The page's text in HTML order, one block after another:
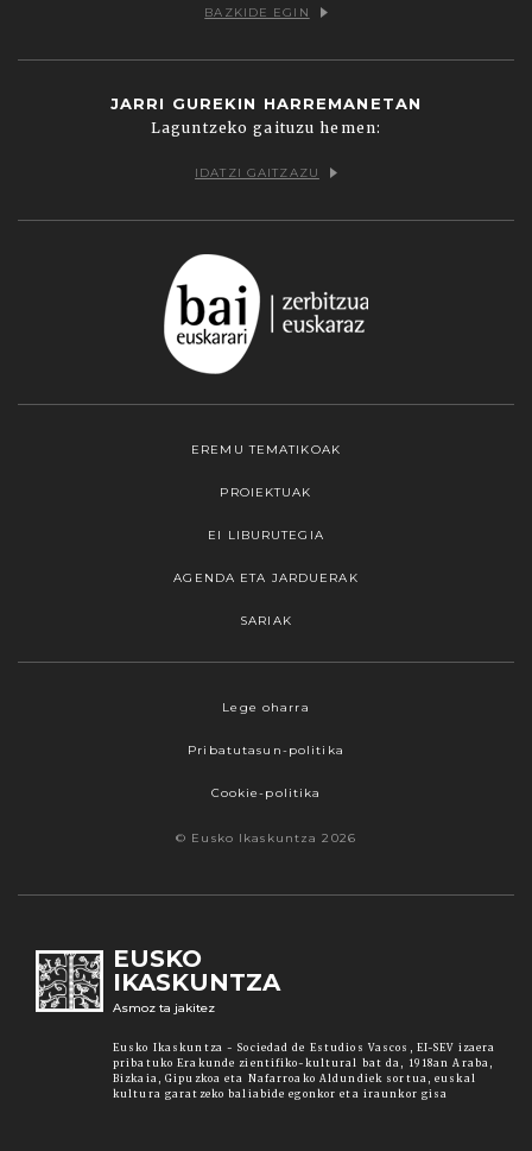
BAZKIDE EGIN
JARRI GUREKIN HARREMANETAN
Laguntzeko gaituzu hemen:
IDATZI GAITZAZU
EREMU TEMATIKOAK
PROIEKTUAK
EI LIBURUTEGIA
AGENDA ETA JARDUERAK
SARIAK
Lege oharra
Pribatutasun-politika
Cookie-politika
© Eusko Ikaskuntza 2026
EUSKO
IKASKUNTZA
Asmoz ta jakitez
Eusko Ikaskuntza - Sociedad de Estudios Vascos, EI-SEV izaera
pribatuko Erakunde zientifiko-kultural bat da, 1918an Araba,
Bizkaia, Gipuzkoa eta Nafarroako Aldundiek sortua, euskal
kultura garatzeko baliabide egonkor eta iraunkor gisa
Webgune honek cookieak erabiltzen ditu,
nabigatzeko nahiago duzun cookie aukera.
Guztiz desaktibatzea ere hauta dezakezu.
"konfigurazioa" aukeran. "Onartzen dut" botoia
cookie politika onartzen duzula adierazten ari
gehiago lortzeko.
Onartu